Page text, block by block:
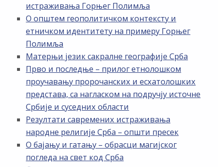
истраживања Горњег Полимља
О општем геополитичком контексту и
етничком идентитету на примеру Горњег
Полимља
Матерњи језик сакралне географије Срба
Прво и последње – прилог етнолошком
проучавању пророчанских и есхатолошких
представа, са нагласком на подручју источне
Србије и суседних области
Резултати савремених истраживања
народне религије Срба – општи пресек
О бајању и гатању – обрасци магијског
погледа на свет код Срба